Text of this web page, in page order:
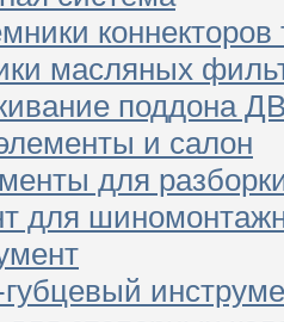
масляных
поддона
и салон
для
для